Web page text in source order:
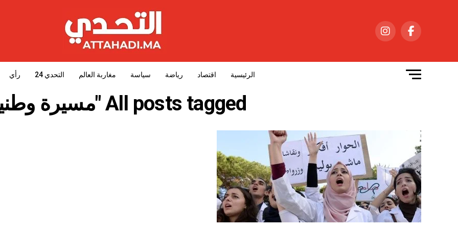
الرئيسية اقتصاد رياضة سياسة مغاربة العالم التحدي 24 رأي
All posts tagged "مسيرة وطنية"